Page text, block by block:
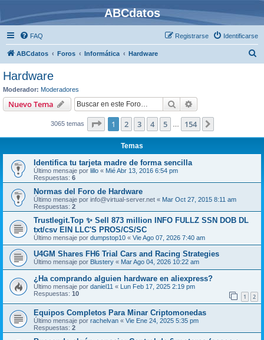
ABCdatos
FAQ Identificarse
Registrarse
ABCdatos Foros Informática Hardware
Hardware
Moderador: Moderadores
Nuevo Tema Buscar
3065 temas Página de 154
1 2 3 4 5 154
Temas
Identifica tu tarjeta madre de forma sencilla
Último mensaje por lillo « Mié Abr 13, 2016 6:54 pm
Respuestas: 6
Normas del Foro de Hardware
Último mensaje por info@virtual-server.net « Mar Oct 27, 2015 8:11 am
Respuestas: 2
Trustlegit.Top ✨ Sell 873 million INFO FULLZ SSN DOB DL
txt/csv EIN LLC'S PROS/CS/SC
Último mensaje por dumpstop10 « Vie Ago 07, 2026 7:40 am
U4GM Shares FH6 Trial Cars and Racing Strategies
Último mensaje por Blustery « Mar Ago 04, 2026 10:22 am
¿Ha comprando alguien hardware en aliexpress?
Último mensaje por daniel11 « Lun Feb 17, 2025 2:19 pm
Respuestas: 10 1 2
Equipos Completos Para Minar Criptomonedas
Último mensaje por rachelvan « Vie Ene 24, 2025 5:35 pm
Respuestas: 2